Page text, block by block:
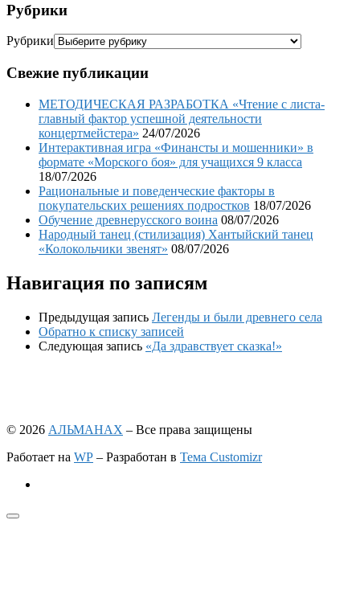
Рубрики
Рубрики
Свежие публикации
МЕТОДИЧЕСКАЯ РАЗРАБОТКА «Чтение с листа-
главный фактор успешной деятельности
концертмейстера» 24/07/2026
Интерактивная игра «Финансты и мошенники» в
формате «Морского боя» для учащихся 9 класса
18/07/2026
Рациональные и поведенческие факторы в
покупательских решениях подростков 18/07/2026
Обучение древнерусского воина 08/07/2026
Народный танец (стилизация) Хантыйский танец
«Колокольчики звенят» 08/07/2026
Навигация по записям
Предыдущая запись Легенды и были древнего села
Обратно к списку записей
Следующая запись «Да здравствует сказка!»
© 2026 АЛЬМАНАХ – Все права защищены
Работает на WP – Разработан в Тема Customizr